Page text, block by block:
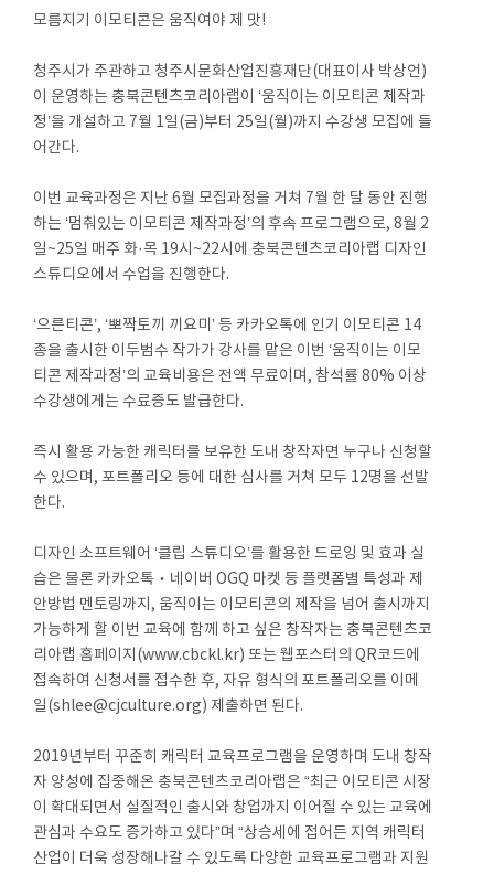
모름지기 이모티콘은 움직여야 제 맛!
청주시가 주관하고 청주시문화산업진흥재단(대표이사 박상언)
이 운영하는 충북콘텐츠코리아랩이 ‘움직이는 이모티콘 제작과
정’을 개설하고 7월 1일(금)부터 25일(월)까지 수강생 모집에 들
어간다.
이번 교육과정은 지난 6월 모집과정을 거쳐 7월 한 달 동안 진행
하는 ‘멈춰있는 이모티콘 제작과정’의 후속 프로그램으로, 8월 2
일~25일 매주 화·목 19시~22시에 충북콘텐츠코리아랩 디자인
스튜디오에서 수업을 진행한다.
‘으른티콘’, ‘뽀짝토끼 끼요미’ 등 카카오톡에 인기 이모티콘 14
종을 출시한 이두범수 작가가 강사를 맡은 이번 ‘움직이는 이모
티콘 제작과정’의 교육비용은 전액 무료이며, 참석률 80% 이상
수강생에게는 수료증도 발급한다.
즉시 활용 가능한 캐릭터를 보유한 도내 창작자면 누구나 신청할
수 있으며, 포트폴리오 등에 대한 심사를 거쳐 모두 12명을 선발
한다.
디자인 소프트웨어 ‘클립 스튜디오’를 활용한 드로잉 및 효과 실
습은 물론 카카오톡‧네이버 OGQ 마켓 등 플랫폼별 특성과 제
안방법 멘토링까지, 움직이는 이모티콘의 제작을 넘어 출시까지
가능하게 할 이번 교육에 함께 하고 싶은 창작자는 충북콘텐츠코
리아랩 홈페이지(www.cbckl.kr) 또는 웹포스터의 QR코드에
접속하여 신청서를 접수한 후, 자유 형식의 포트폴리오를 이메
일(shlee@cjculture.org) 제출하면 된다.
2019년부터 꾸준히 캐릭터 교육프로그램을 운영하며 도내 창작
자 양성에 집중해온 충북콘텐츠코리아랩은 “최근 이모티콘 시장
이 확대되면서 실질적인 출시와 창업까지 이어질 수 있는 교육에
관심과 수요도 증가하고 있다”며 “상승세에 접어든 지역 캐릭터
산업이 더욱 성장해나갈 수 있도록 다양한 교육프로그램과 지원